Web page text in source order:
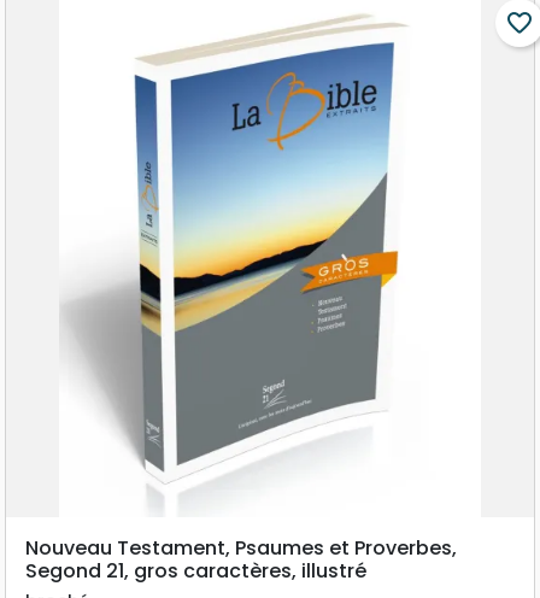
favorite_border
Nouveau Testament, Psaumes et Proverbes,
Segond 21, gros caractères, illustré